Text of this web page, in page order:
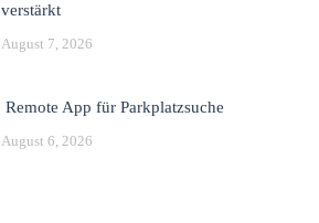
verstärkt
August 7, 2026
Remote App für Parkplatzsuche
August 6, 2026